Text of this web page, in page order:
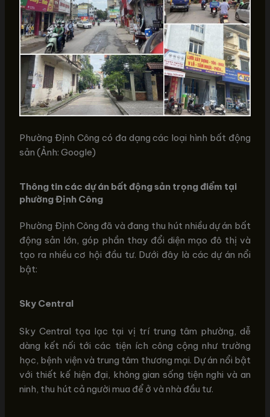
Phường Định Công có đa dạng các loại hình bất động
sản (Ảnh: Google)
Thông tin các dự án bất động sản trọng điểm tại
phường Định Công
Phường Định Công đã và đang thu hút nhiều dự án bất
động sản lớn, góp phần thay đổi diện mạo đô thị và
tạo ra nhiều cơ hội đầu tư. Dưới đây là các dự án nổi
bật:
Sky Central
Sky Central tọa lạc tại vị trí trung tâm phường, dễ
dàng kết nối tới các tiện ích công cộng như trường
học, bệnh viện và trung tâm thương mại. Dự án nổi bật
với thiết kế hiện đại, không gian sống tiện nghi và an
ninh, thu hút cả người mua để ở và nhà đầu tư.